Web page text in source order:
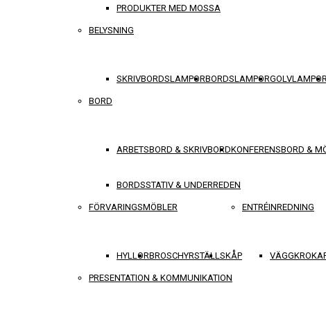
PRODUKTER MED MOSSA
BELYSNING
SKRIVBORDSLAMPORBORDSLAMPOR
BORD
ARBETSBORD & SKRIVBORDKONFERENSBORD &
BORDSSTATIV & UNDERREDEN
FÖRVARINGSMÖBLER
HYLLORBROSCHYRSTÄLLSKÅP
ENTRÉINREDNING
PRESENTATION & KOMMUNIKATION